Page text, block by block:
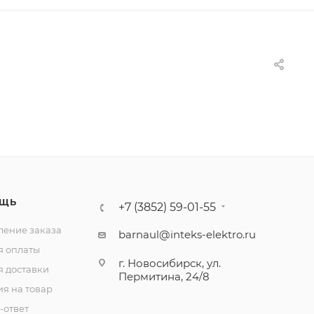
заказа
оплаты
доставки
на товар
+7 (3852) 59-01-55
barnaul@inteks-elektro.ru
г. Новосибирск, ул.
Пермитина, 24/8